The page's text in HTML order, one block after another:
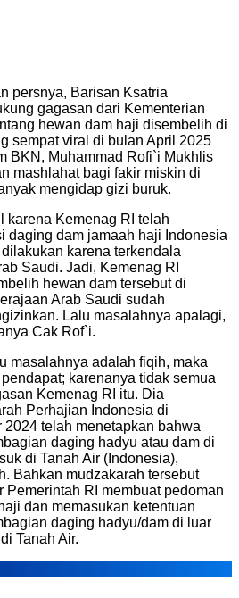
persnya, Barisan Ksatria
gagasan dari Kementerian
hewan dam haji disembelih di
sempat viral di bulan April 2025
BKN, Muhammad Rofi`i Mukhlis
mashlahat bagi fakir miskin di
mengidap gizi buruk.
karena Kemenag RI telah
daging dam jamaah haji Indonesia
karena terkendala
Saudi. Jadi, Kemenag RI
hewan dam tersebut di
Arab Saudi sudah
Lalu masalahnya apalagi,
Cak Rof`i.
masalahnya adalah fiqih, maka
karenanya tidak semua
Kemenag RI itu. Dia
Perhajian Indonesia di
2024 telah menetapkan bahwa
daging hadyu atau dam di
di Tanah Air (Indonesia),
Bahkan mudzakarah tersebut
Pemerintah RI membuat pedoman
dan memasukan ketentuan
daging hadyu/dam di luar
Tanah Air.